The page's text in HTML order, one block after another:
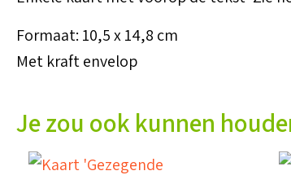
Formaat: 10,5 x 14,8 cm
Met kraft envelop
Je zou ook kunnen